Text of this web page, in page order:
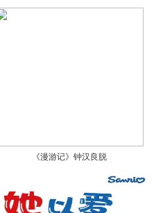
《漫游记》钟汉良脱